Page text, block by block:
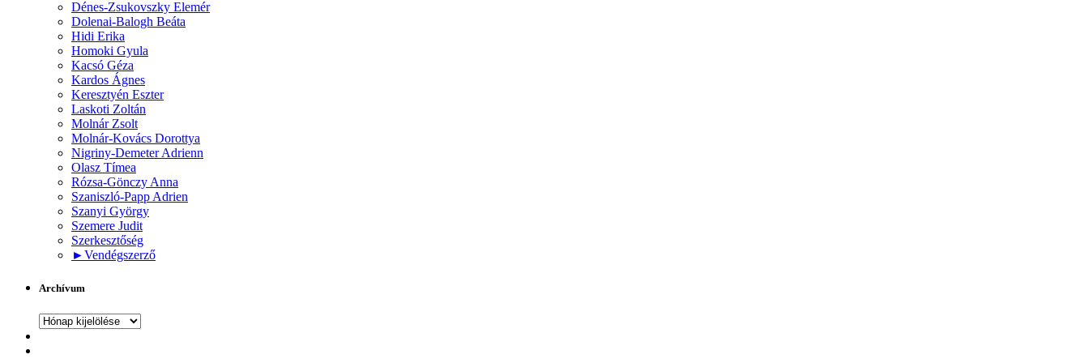
Dénes-Zsukovszky Elemér
Dolenai-Balogh Beáta
Hidi Erika
Homoki Gyula
Kacsó Géza
Kardos Ágnes
Keresztyén Eszter
Laskoti Zoltán
Molnár Zsolt
Molnár-Kovács Dorottya
Nigriny-Demeter Adrienn
Olasz Tímea
Rózsa-Gönczy Anna
Szaniszló-Papp Adrien
Szanyi György
Szemere Judit
Szerkesztőség
►Vendégszerző
Archívum
Archívum